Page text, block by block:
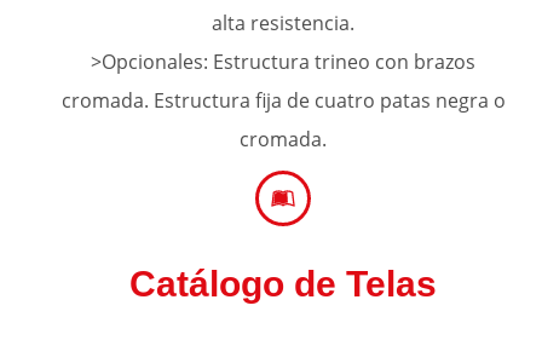
alta resistencia.
>Opcionales: Estructura trineo con brazos
cromada. Estructura fija de cuatro patas negra o
cromada.
Catálogo de Telas